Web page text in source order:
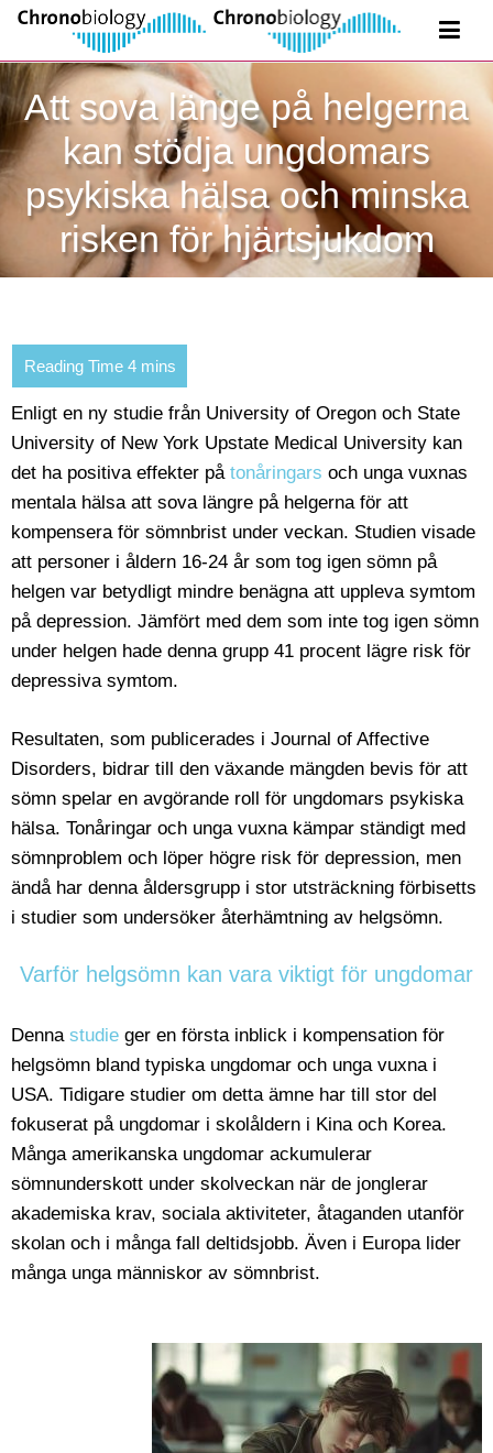
Att sova länge på helgerna
kan stödja ungdomars
psykiska hälsa och minska
risken för hjärtsjukdom
Enligt en ny studie från University of Oregon och State
University of New York Upstate Medical University kan
det ha positiva effekter på tonåringars och unga vuxnas
mentala hälsa att sova längre på helgerna för att
kompensera för sömnbrist under veckan. Studien visade
att personer i åldern 16-24 år som tog igen sömn på
helgen var betydligt mindre benägna att uppleva symtom
på depression. Jämfört med dem som inte tog igen sömn
under helgen hade denna grupp 41 procent lägre risk för
depressiva symtom.
Resultaten, som publicerades i Journal of Affective
Disorders, bidrar till den växande mängden bevis för att
sömn spelar en avgörande roll för ungdomars psykiska
hälsa. Tonåringar och unga vuxna kämpar ständigt med
sömnproblem och löper högre risk för depression, men
ändå har denna åldersgrupp i stor utsträckning förbisetts
i studier som undersöker återhämtning av helgsömn.
Varför helgsömn kan vara viktigt för ungdomar
Denna studie ger en första inblick i kompensation för
helgsömn bland typiska ungdomar och unga vuxna i
USA. Tidigare studier om detta ämne har till stor del
fokuserat på ungdomar i skolåldern i Kina och Korea.
Många amerikanska ungdomar ackumulerar
sömnunderskott under skolveckan när de jonglerar
akademiska krav, sociala aktiviteter, åtaganden utanför
skolan och i många fall deltidsjobb. Även i Europa lider
många unga människor av sömnbrist.